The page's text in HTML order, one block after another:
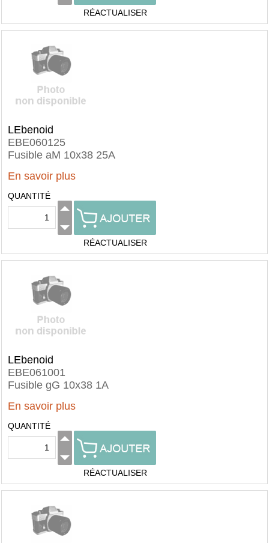
RÉACTUALISER
LEbenoid
EBE060125
Fusible aM 10x38 25A
En savoir plus
QUANTITÉ
RÉACTUALISER
LEbenoid
EBE061001
Fusible gG 10x38 1A
En savoir plus
QUANTITÉ
RÉACTUALISER